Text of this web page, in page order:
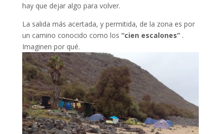
hay que dejar algo para volver.
La salida más acertada, y permitida, de la zona es por
un camino conocido como los “cien escalones”.
Imaginen por qué.